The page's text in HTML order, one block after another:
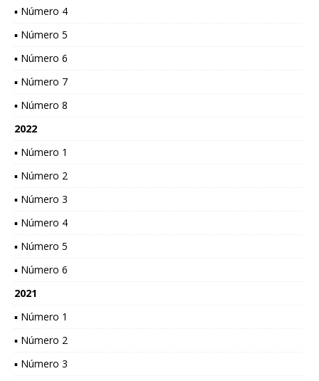
▪ Número 4
▪ Número 5
▪ Número 6
▪ Número 7
▪ Número 8
2022
▪ Número 1
▪ Número 2
▪ Número 3
▪ Número 4
▪ Número 5
▪ Número 6
2021
▪ Número 1
▪ Número 2
▪ Número 3